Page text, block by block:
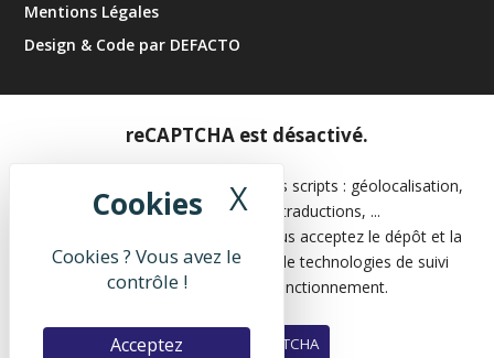
Cookies ? Vous avez le
contrôle !
Acceptez
X Masquer le
Mentions Légales
Design & Code par DEFACTO
reCAPTCHA est désactivé.
Les APIs permettent de charger des scripts : géolocalisation,
moteurs de recherche, traductions, ...
En autorisant ces services tiers, vous acceptez le dépôt et la
lecture de cookies et l'utilisation de technologies de suivi
nécessaires à leur bon fonctionnement.
Autoriser reCAPTCHA